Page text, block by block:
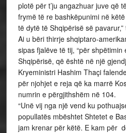
plotë për t’ju angazhuar juve që
frymë të re bashkëpunimi në
të dytë të Shqipërisë së
Ai u bëri thirrje shqiptaro-
sipas fjalëve të tij, “për shpëtimin
Shqipërisë, që është në një
Kryeministri Hashim Thaçi
për njohjet e reja që ka marrë
numrin e përgjithshëm në 104.
“Unë vij nga një vend ku
popullatës mbështet Shtetet e
jam krenar për këtë. E kam për